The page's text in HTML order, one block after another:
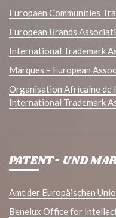
Europaen Communities
European Brands
International Trademark
Marques – European
Organisation Africaine
International Trademark
PATENT- UND
Amt der Europäischen
Benelux Office for